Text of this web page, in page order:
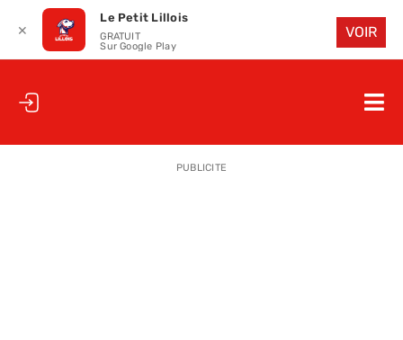
à
PUBLICITE
✕
Le Petit Lillois
GRATUIT
Sur Google Play
VOIR